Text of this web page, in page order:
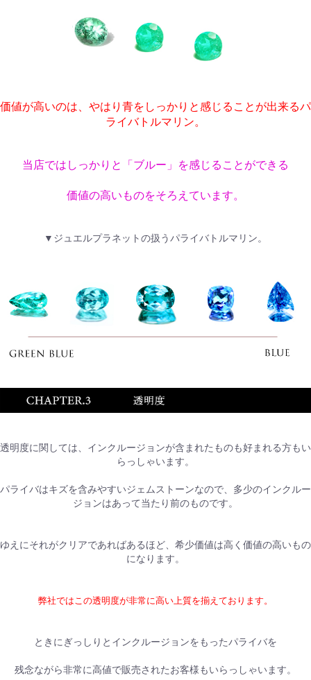
価値が高いのは、やはり青をしっかりと感じることが出来るパ
ライバトルマリン。
当店ではしっかりと「ブルー」を感じることができる
価値の高いものをそろえています。
▼ジュエルプラネットの扱うパライバトルマリン。
透明度に関しては、インクルージョンが含まれたものも好まれる方もい
らっしゃいます。
パライバはキズを含みやすいジェムストーンなので、多少のインクルー
ジョンはあって当たり前のものです。
ゆえにそれがクリアであればあるほど、希少価値は高く価値の高いもの
になります。
弊社ではこの透明度が非常に高い上質を揃えております。
ときにぎっしりとインクルージョンをもったパライバを
残念ながら非常に高値で販売されたお客様もいらっしゃいます。